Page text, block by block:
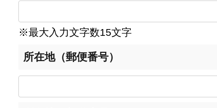
※最大入力文字数15文字
所在地（郵便番号）